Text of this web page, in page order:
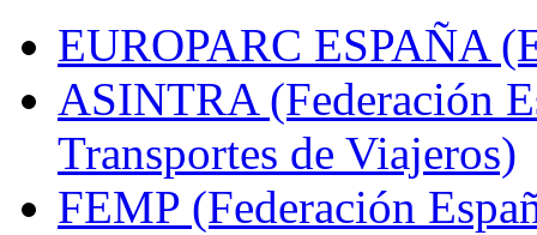
EUROPARC ESPAÑA
ASINTRA (Federación
Transportes de Viajeros)
FEMP (Federación